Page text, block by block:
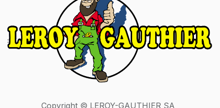
Copyright © LEROY-GAUTHIER SA